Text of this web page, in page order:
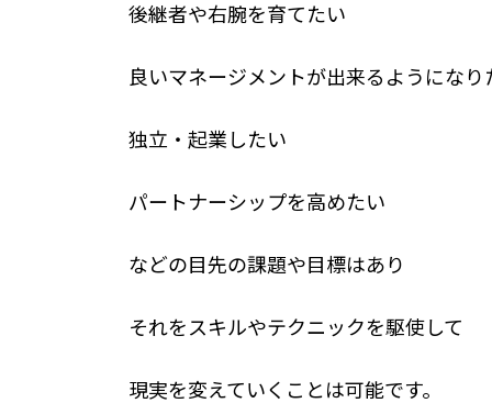
後継者や右腕を育てたい
良いマネージメントが出来るようになり
独立・起業したい
パートナーシップを高めたい
などの目先の課題や目標はあり
それをスキルやテクニックを駆使して
現実を変えていくことは可能です。